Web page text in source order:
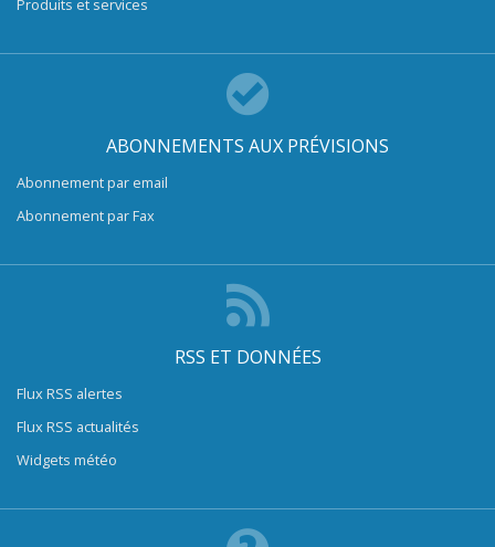
Produits et services
ABONNEMENTS AUX PRÉVISIONS
Abonnement par email
Abonnement par Fax
RSS ET DONNÉES
Flux RSS alertes
Flux RSS actualités
Widgets météo